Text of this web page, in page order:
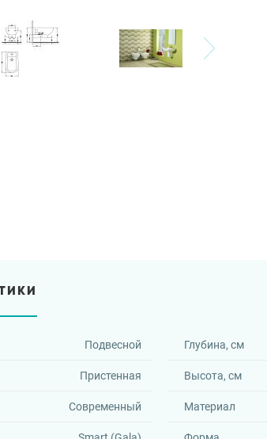
Подвесной
Пристенная
Современный
Глубина, см
Высота, см
Материал